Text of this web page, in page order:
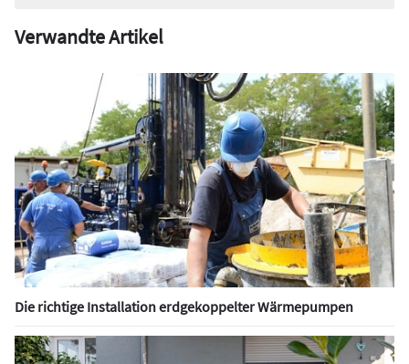
Verwandte Artikel
Die richtige Installation erdgekoppelter Wärmepumpen